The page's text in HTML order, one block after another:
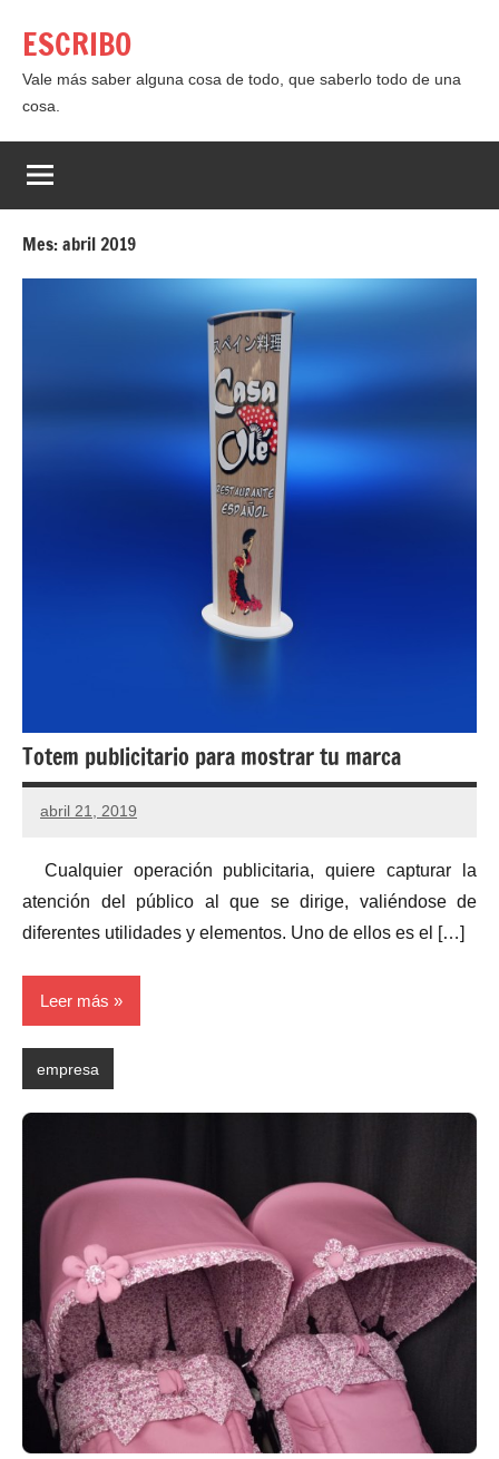
contenido
ESCRIBO
Vale más saber alguna cosa de todo, que saberlo todo de una
cosa.
Mes:abril 2019
Totem publicitario para mostrar tu marca
abril 21, 2019
Cualquier operación publicitaria, quiere capturar la
atención del público al que se dirige, valiéndose de
diferentes utilidades y elementos. Uno de ellos es el […]
Leer más
empresa